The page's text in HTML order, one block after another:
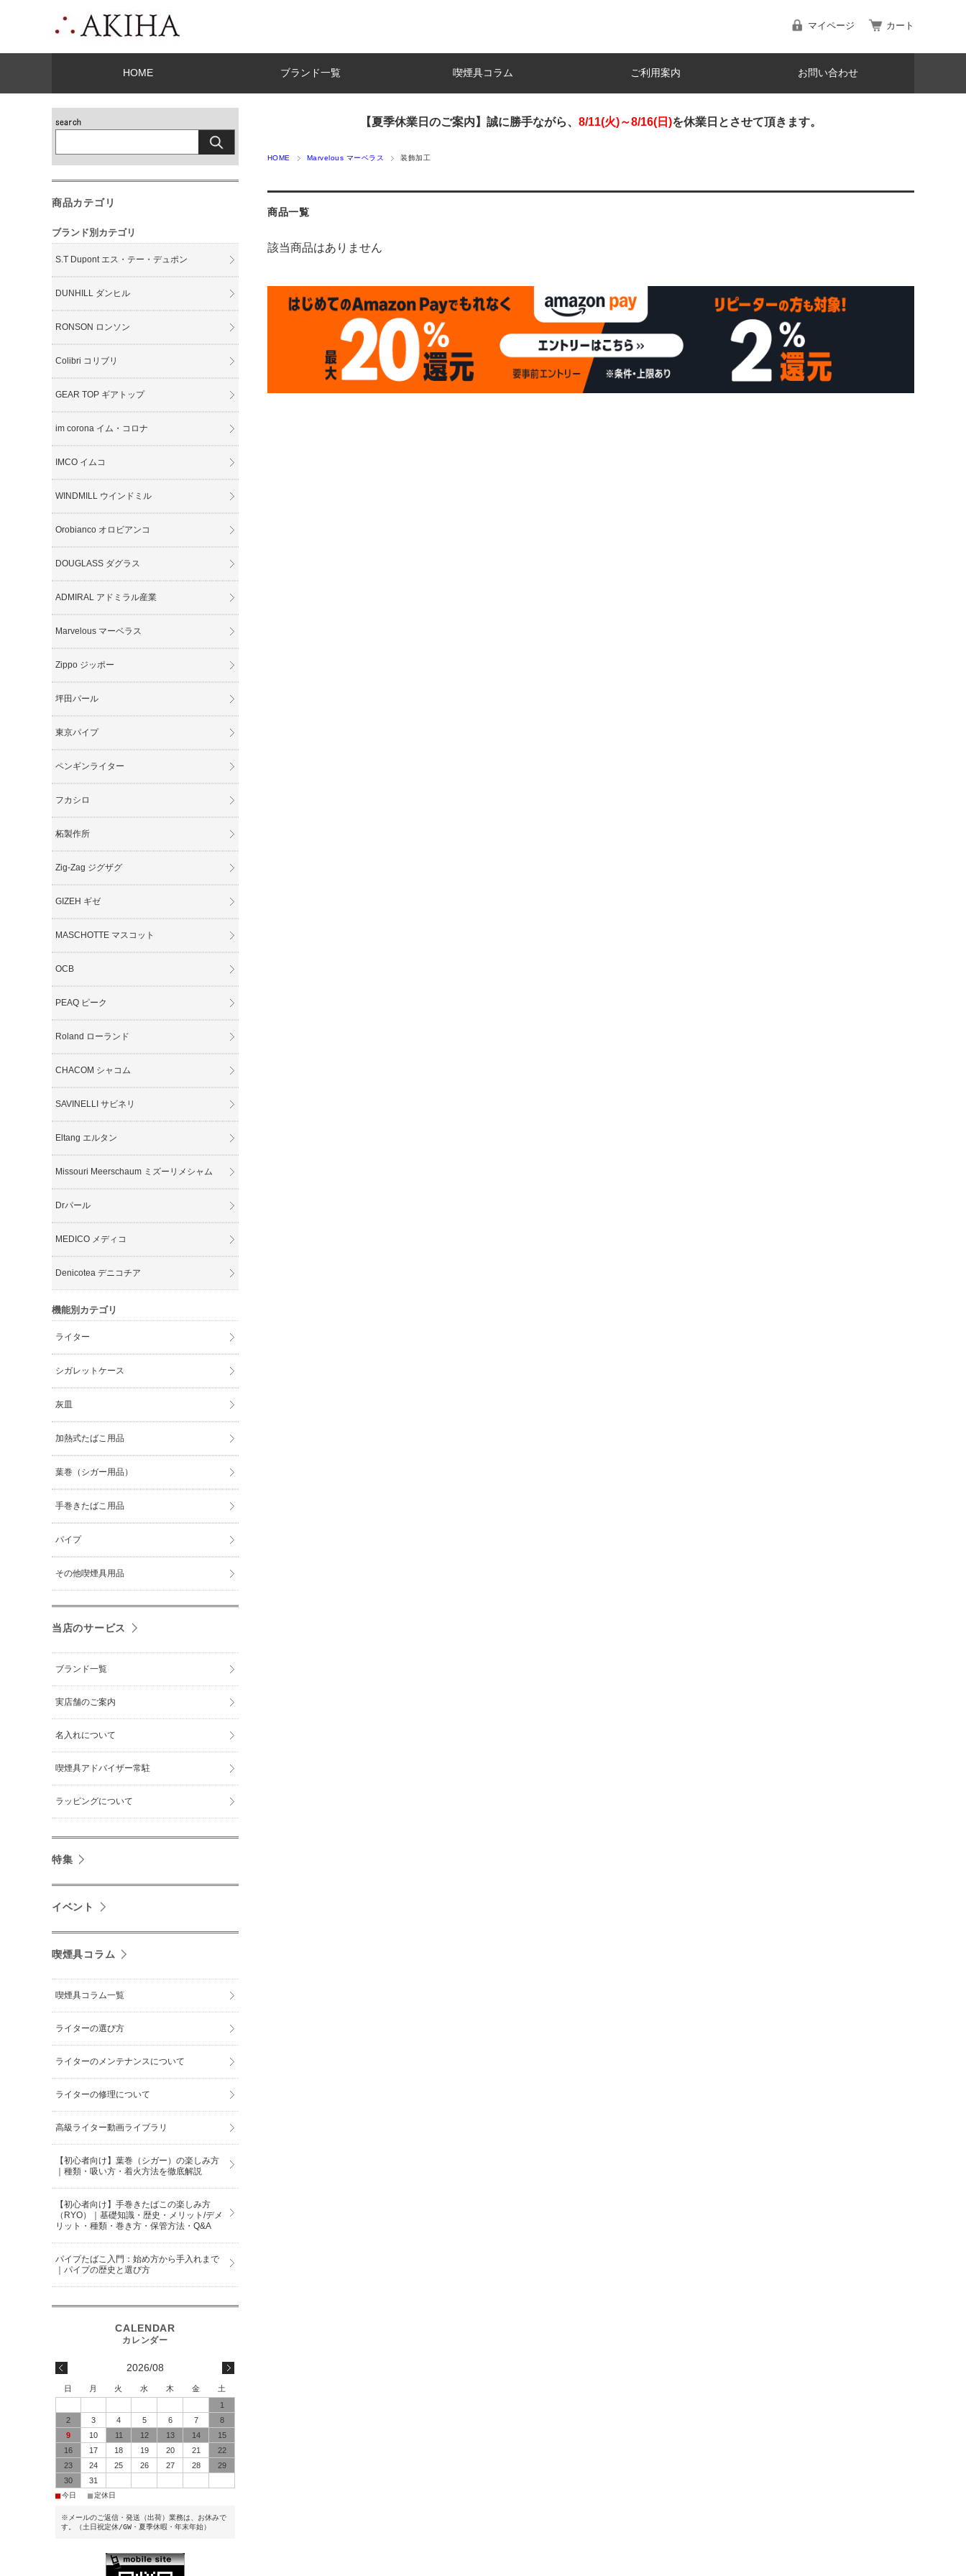
マイページ カート
HOME ブランド一覧 喫煙具コラム ご利用案内 お問い合わせ
【夏季休業日のご案内】誠に勝手ながら、 8/11(火)～8/16(日)を休業日とさせて頂きます。
HOME Marvelous マーベラス 装飾加工
商品一覧
該当商品はありません
商品カテゴリ
ブランド別カテゴリ
S.T Dupont エス・テー・デュポン
DUNHILL ダンヒル
RONSON ロンソン
Colibri コリブリ
GEAR TOP ギアトップ
im corona イム・コロナ
IMCO イムコ
WINDMILL ウインドミル
Orobianco オロビアンコ
DOUGLASS ダグラス
ADMIRAL アドミラル産業
Marvelous マーベラス
Zippo ジッポー
坪田パール
東京パイプ
ペンギンライター
フカシロ
柘製作所
Zig-Zag ジグザグ
GIZEH ギゼ
MASCHOTTE マスコット
OCB
PEAQ ピーク
Roland ローランド
CHACOM シャコム
SAVINELLI サビネリ
Eltang エルタン
Missouri Meerschaum ミズーリメシャム
Drパール
MEDICO メディコ
Denicotea デニコチア
機能別カテゴリ
ライター
シガレットケース
灰皿
加熱式たばこ用品
葉巻（シガー用品）
手巻きたばこ用品
パイプ
その他喫煙具用品
当店のサービス
ブランド一覧
実店舗のご案内
名入れについて
喫煙具アドバイザー常駐
ラッピングについて
特集
イベント
喫煙具コラム
喫煙具コラム一覧
ライターの選び方
ライターのメンテナンスについて
ライターの修理について
高級ライター動画ライブラリ
【初心者向け】葉巻（シガー）の楽しみ方
｜種類・吸い方・着火方法を徹底解説
【初心者向け】手巻きたばこの楽しみ方
（RYO）｜基礎知識・歴史・メリット/デメ
リット・種類・巻き方・保管方法・Q&A
パイプたばこ入門：始め方から手入れまで
｜パイプの歴史と選び方
2026/08
日 月 火 水 木 金
土
1
2
3 4 5 6 7
8
9
10 11 12 13 14
15
16
17 18 19 20 21
22
23
24 25 26 27 28
29
30
31
■今日 ■定休日
※メールのご返信・発送（出荷）業務は、お休みで
す。（土日祝定休/GW・夏季休暇・年末年始）